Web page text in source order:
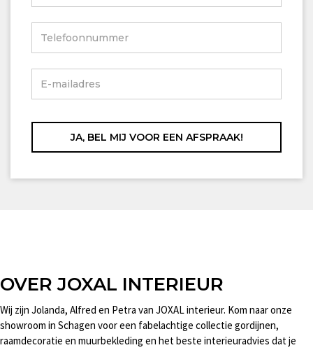
OVER JOXAL INTERIEUR
Wij zijn Jolanda, Alfred en Petra van JOXAL interieur. Kom naar onze
showroom in Schagen voor een fabelachtige collectie gordijnen,
raamdecoratie en muurbekleding en het beste interieuradvies dat je